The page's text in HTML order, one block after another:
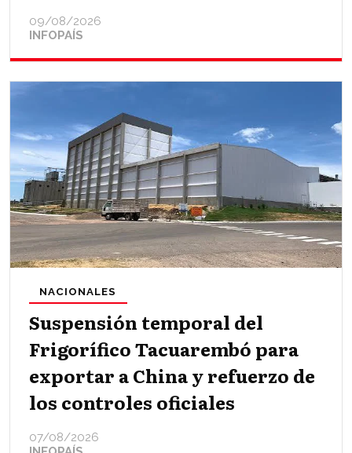
INFOPAÍS
09/08/2026
Suspensión temporal del
Frigorífico Tacuarembó para
exportar a China y refuerzo de
los controles oficiales
NACIONALES
07/08/2026